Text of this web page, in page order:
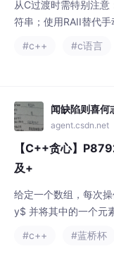
从C过渡时需特别注
符串；使用RAII替代
2控制机器人）巩固
是C++核心概念，需
#c++ #c语言
闻缺陷则喜何
agent.csdn.net
【C++贪心】
及+
给定一个数组，每次
y$ 并将其中的一个
表示 $x$ 和 $y$ 的最
#c++ #蓝桥杯